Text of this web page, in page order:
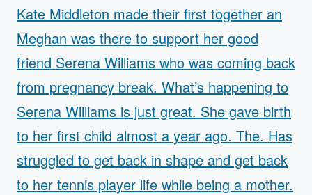
Kate Middleton made their first together an
Meghan was there to support her good
friend Serena Williams who was coming back
from pregnancy break. What’s happening to
Serena Williams is just great. She gave birth
to her first child almost a year ago. The. Has
struggled to get back in shape and get back
to her tennis player life while being a mother.